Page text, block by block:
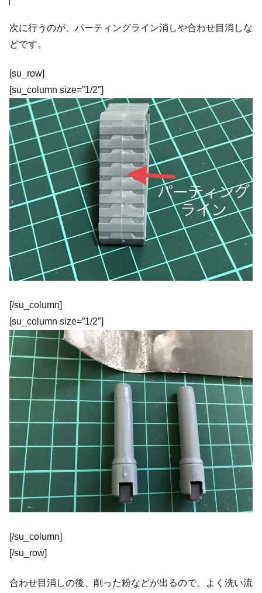
次に行うのが、パーティングライン消しや合わせ目消しな
どです。
[su_row]
[su_column size=”1/2″]
[/su_column]
[su_column size=”1/2″]
[/su_column]
[/su_row]
合わせ目消しの後、削った粉などが出るので、よく洗い流